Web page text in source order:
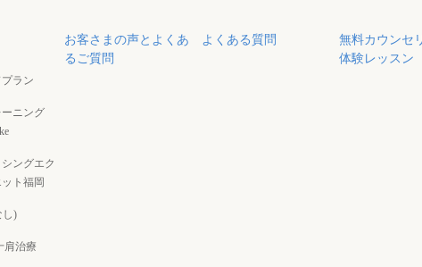
ラン
ニング
ングエク
ト福岡
し)
肩治療
お客さまの声とよくあ
るご質問
よくある質問
無料カウンセ
体験レッスン